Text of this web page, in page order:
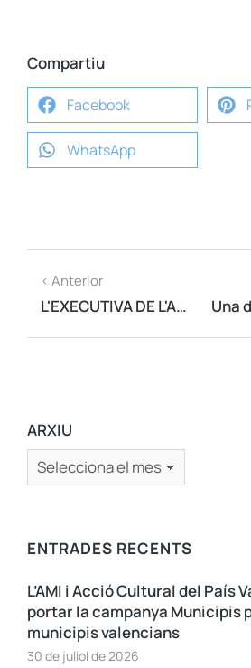
Compartiu
Facebook
WhatsApp
< Anterior
L'EXECUTIVA DE L'AMI ES REUNEIX AMB LA PRESIDENTA DEL PARLAMENT DE CATALUNYA
ARXIU
ENTRADES RECENTS
L’AMI i Acció Cultural del País
portar la campanya Municipis
municipis valencians
30 de juliol de 2026